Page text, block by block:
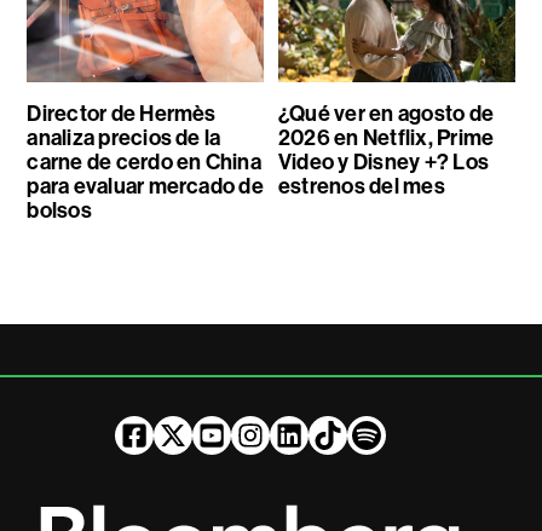
Director de Hermès
analiza precios de la
carne de cerdo en China
para evaluar mercado de
bolsos
¿Qué ver en agosto de
2026 en Netflix, Prime
Video y Disney +? Los
estrenos del mes